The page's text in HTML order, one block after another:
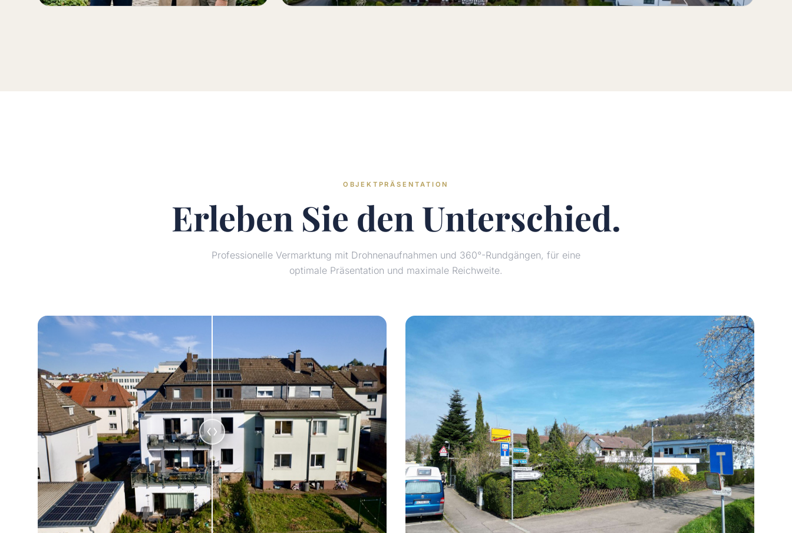
OBJEKTPRÄSENTATION
Erleben Sie den Unterschied.
Professionelle Vermarktung mit Drohnenaufnahmen und 360°-Rundgängen, für eine
optimale Präsentation und maximale Reichweite.